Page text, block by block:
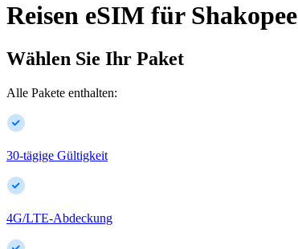
Reisen eSIM für Shakopee
Wählen Sie Ihr Paket
Alle Pakete enthalten:
30-tägige Gültigkeit
4G/LTE-Abdeckung